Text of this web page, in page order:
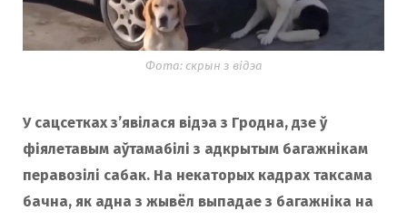
Фота: скрын з відэа
У сацсетках з’явілася відэа з Гродна, дзе ў
фіялетавым аўтамабілі з адкрытым багажнікам
перавозілі сабак. На некаторых кадрах таксама
бачна, як адна з жывёл выпадае з багажніка на